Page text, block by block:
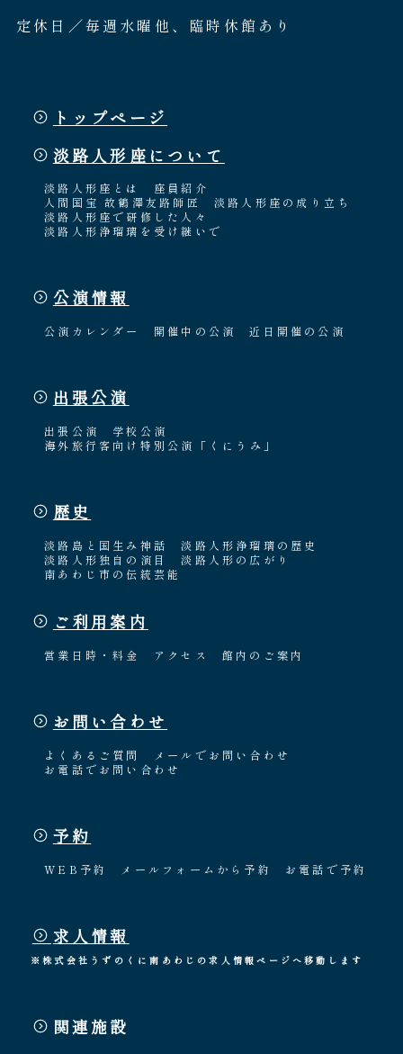
定休日／毎週水曜他、臨時休館あり
トップページ
淡路人形座について
淡路人形座とは
座員紹介
人間国宝 故鶴澤友路師匠
淡路人形座の成り立ち
淡路人形座で研修した人々
淡路人形浄瑠璃を受け継いで
公演情報
公演カレンダー 開催中の公演 近日開催の公演
出張公演
出張公演
学校公演
海外旅行客向け特別公演「くにうみ」
歴史
淡路島と国生み神話
淡路人形浄瑠璃の歴史
淡路人形独自の演目
淡路人形の広がり
南あわじ市の伝統芸能
ご利用案内
営業日時・料金 アクセス 館内のご案内
お問い合わせ
よくあるご質問
メールでお問い合わせ
お電話でお問い合わせ
予約
WEB予約 メールフォームから予約 お電話で予約
求人情報
※株式会社うずのくに南あわじの求人情報ページへ移動します
関連施設